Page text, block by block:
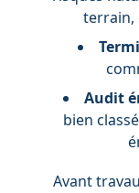
terrain,
Audit
bien
Avant